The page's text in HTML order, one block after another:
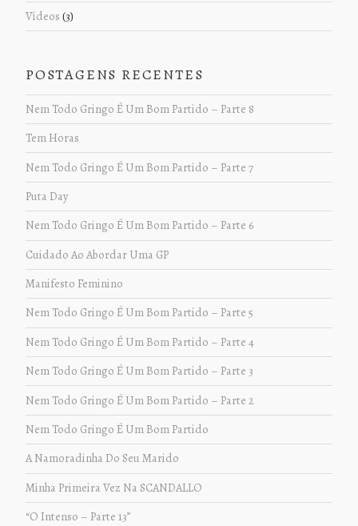
Vídeos (3)
POSTAGENS RECENTES
Nem Todo Gringo É Um Bom Partido – Parte 8
Tem Horas
Nem Todo Gringo É Um Bom Partido – Parte 7
Puta Day
Nem Todo Gringo É Um Bom Partido – Parte 6
Cuidado Ao Abordar Uma GP
Manifesto Feminino
Nem Todo Gringo É Um Bom Partido – Parte 5
Nem Todo Gringo É Um Bom Partido – Parte 4
Nem Todo Gringo É Um Bom Partido – Parte 3
Nem Todo Gringo É Um Bom Partido – Parte 2
Nem Todo Gringo É Um Bom Partido
A Namoradinha Do Seu Marido
Minha Primeira Vez Na SCANDALLO
“O Intenso – Parte 13”